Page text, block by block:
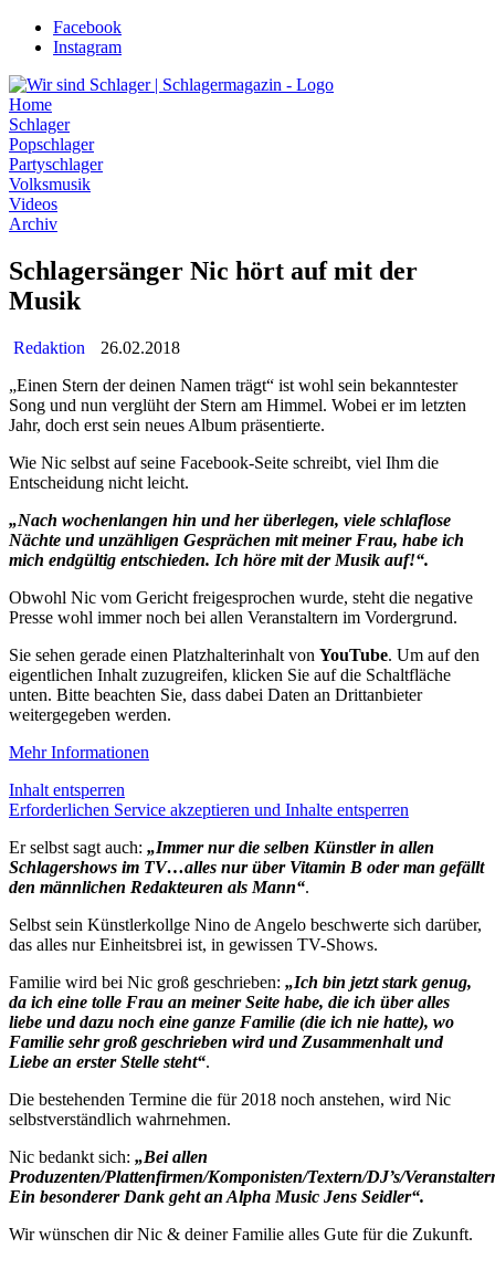
Zum
Inhalt
Facebook
Instagram
Home
Schlager
Popschlager
Partyschlager
Volksmusik
Videos
Archiv
Schlagersänger Nic hört auf mit der
Musik
Redaktion
26.02.2018
„Einen Stern der deinen Namen trägt“ ist wohl sein bekanntester
Song und nun verglüht der Stern am Himmel. Wobei er im letzten
Jahr, doch erst sein neues Album präsentierte.
Wie Nic selbst auf seine Facebook-Seite schreibt, viel Ihm die
Entscheidung nicht leicht.
„Nach wochenlangen hin und her überlegen, viele schlaflose
Nächte und unzähligen Gesprächen mit meiner Frau, habe ich
mich endgültig entschieden. Ich höre mit der Musik auf!“.
Obwohl Nic vom Gericht freigesprochen wurde, steht die negative
Presse wohl immer noch bei allen Veranstaltern im Vordergrund.
Sie sehen gerade einen Platzhalterinhalt von YouTube. Um auf den
eigentlichen Inhalt zuzugreifen, klicken Sie auf die Schaltfläche
unten. Bitte beachten Sie, dass dabei Daten an Drittanbieter
weitergegeben werden.
Mehr Informationen
Inhalt entsperren
Erforderlichen Service akzeptieren und Inhalte entsperren
Er selbst sagt auch: „Immer nur die selben Künstler in allen
Schlagershows im TV…alles nur über Vitamin B oder man gefällt
den männlichen Redakteuren als Mann“.
Selbst sein Künstlerkollge Nino de Angelo beschwerte sich darüber,
das alles nur Einheitsbrei ist, in gewissen TV-Shows.
Familie wird bei Nic groß geschrieben: „Ich bin jetzt stark genug,
da ich eine tolle Frau an meiner Seite habe, die ich über alles
liebe und dazu noch eine ganze Familie (die ich nie hatte), wo
Familie sehr groß geschrieben wird und Zusammenhalt und
Liebe an erster Stelle steht“.
Die bestehenden Termine die für 2018 noch anstehen, wird Nic
selbstverständlich wahrnehmen.
Nic bedankt sich: „Bei allen
Produzenten/Plattenfirmen/Komponisten/Textern/DJ’s/
Ein besonderer Dank geht an Alpha Music Jens Seidler“.
Wir wünschen dir Nic & deiner Familie alles Gute für die Zukunft.